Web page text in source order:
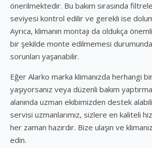
önerilmektedir. Bu bakım sırasında
seviyesi kontrol edilir ve gerekli ise dolum
Ayrıca, klimanın montajı da oldukça
bir şekilde monte edilmemesi
sorunları yaşanabilir.
Eğer Alarko marka klimanızda herhangi
yaşıyorsanız veya düzenli bakım
alanında uzman ekibimizden destek
servisi uzmanlarımız, sizlere en kaliteli
her zaman hazırdır. Bize ulaşın ve
edin.